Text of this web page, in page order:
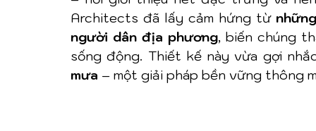
Architects đã lấy cảm hứng từ
người dân địa phương, biến chúng
sống động. Thiết kế này vừa gợi
mưa – một giải pháp bền vững thông